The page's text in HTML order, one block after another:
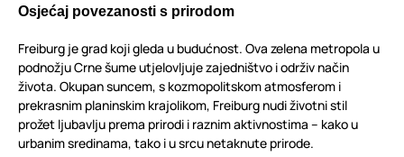
Osjećaj povezanosti s prirodom
Freiburg je grad koji gleda u budućnost. Ova zelena metropola u
podnožju Crne šume utjelovljuje zajedništvo i održiv način
života. Okupan suncem, s kozmopolitskom atmosferom i
prekrasnim planinskim krajolikom, Freiburg nudi životni stil
prožet ljubavlju prema prirodi i raznim aktivnostima – kako u
urbanim sredinama, tako i u srcu netaknute prirode.